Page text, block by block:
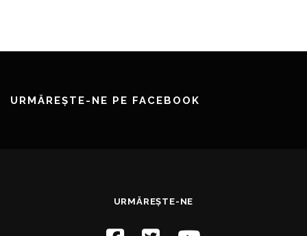
URMĂREȘTE-NE PE FACEBOOK
URMĂREȘTE-NE